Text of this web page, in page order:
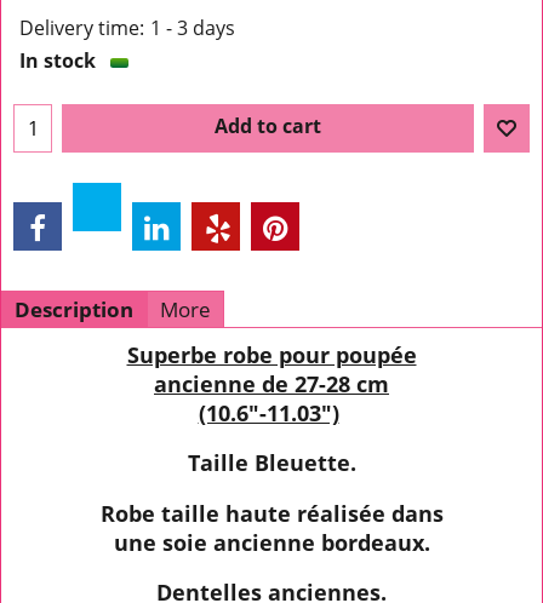
Delivery time: 1 - 3 days
In stock
Add to cart
Description More
Superbe robe pour poupée
ancienne de 27-28 cm
(10.6"-11.03")
Taille Bleuette.
Robe taille haute réalisée dans
une soie ancienne bordeaux.
Dentelles anciennes.